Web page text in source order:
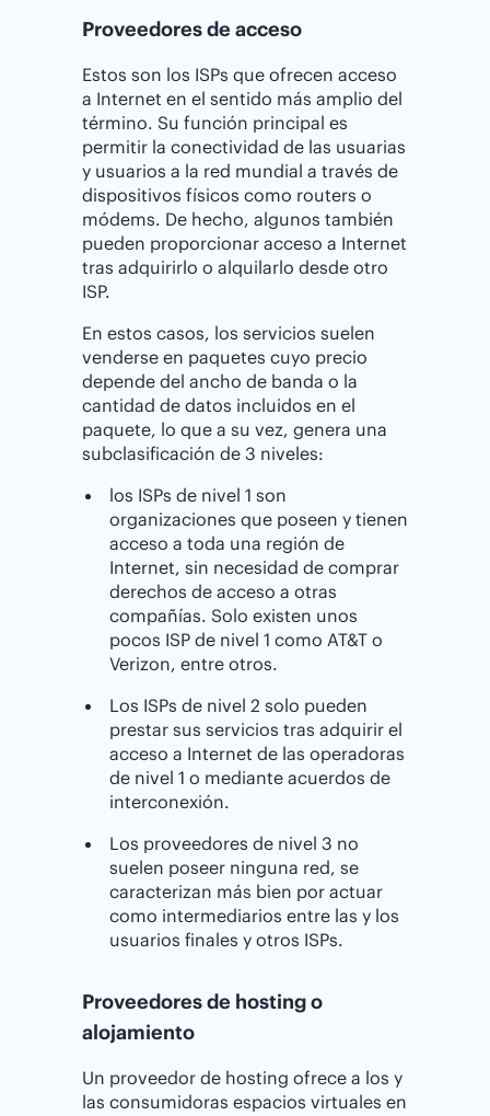
Proveedores de acceso
Estos son los ISPs que ofrecen acceso
a Internet en el sentido más amplio del
término. Su función principal es
permitir la conectividad de las usuarias
y usuarios a la red mundial a través de
dispositivos físicos como routers o
módems. De hecho, algunos también
pueden proporcionar acceso a Internet
tras adquirirlo o alquilarlo desde otro
ISP.
En estos casos, los servicios suelen
venderse en paquetes cuyo precio
depende del ancho de banda o la
cantidad de datos incluidos en el
paquete, lo que a su vez, genera una
subclasificación de 3 niveles:
los ISPs de nivel 1 son
organizaciones que poseen y tienen
acceso a toda una región de
Internet, sin necesidad de comprar
derechos de acceso a otras
compañías. Solo existen unos
pocos ISP de nivel 1 como AT&T o
Verizon, entre otros.
Los ISPs de nivel 2 solo pueden
prestar sus servicios tras adquirir el
acceso a Internet de las operadoras
de nivel 1 o mediante acuerdos de
interconexión.
Los proveedores de nivel 3 no
suelen poseer ninguna red, se
caracterizan más bien por actuar
como intermediarios entre las y los
usuarios finales y otros ISPs.
Proveedores de hosting o
alojamiento
Un proveedor de hosting ofrece a los y
las consumidoras espacios virtuales en